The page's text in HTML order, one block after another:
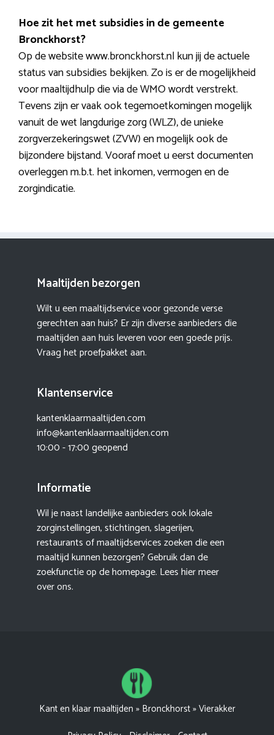
Hoe zit het met subsidies in de gemeente
Bronckhorst?
Op de website www.bronckhorst.nl kun jij de actuele
status van subsidies bekijken. Zo is er de mogelijkheid
voor maaltijdhulp die via de WMO wordt verstrekt.
Tevens zijn er vaak ook tegemoetkomingen mogelijk
vanuit de wet langdurige zorg (WLZ), de unieke
zorgverzekeringswet (ZVW) en mogelijk ook de
bijzondere bijstand. Vooraf moet u eerst documenten
overleggen m.b.t. het inkomen, vermogen en de
zorgindicatie.
Maaltijden bezorgen
Wilt u een maaltijdservice voor gezonde verse
gerechten aan huis? Er zijn diverse aanbieders die
maaltijden aan huis leveren voor een goede prijs.
Vraag het proefpakket aan.
Klantenservice
kantenklaarmaaltijden.com
info@kantenklaarmaaltijden.com
10:00 - 17:00 geopend
Informatie
Wil je naast landelijke aanbieders ook lokale
zorginstellingen, stichtingen, slagerijen,
restaurants of maaltijdservices zoeken die een
maaltijd kunnen bezorgen? Gebruik dan de
zoekfunctie op de homepage. Lees hier meer
over ons.
Kant en klaar maaltijden » Bronckhorst»Vierakker